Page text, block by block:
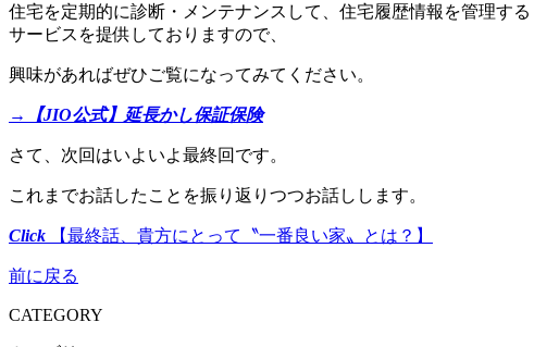
住宅を定期的に診断・メンテナンスして、住宅履歴情報を管理する
サービスを提供しておりますので、
興味があればぜひご覧になってみてください。
→【JIO公式】延長かし保証保険
さて、次回はいよいよ最終回です。
これまでお話したことを振り返りつつお話しします。
Click 【最終話、貴方にとって〝一番良い家〟とは？】
前に戻る
CATEGORY